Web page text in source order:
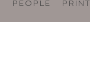
PEOPLE PRINT